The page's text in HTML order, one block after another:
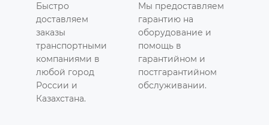
Быстро
доставляем
заказы
транспортными
компаниями в
любой город
России и
Казахстана.
Мы предоставляем
гарантию на
оборудование и
помощь в
гарантийном и
постгарантийном
обслуживании.